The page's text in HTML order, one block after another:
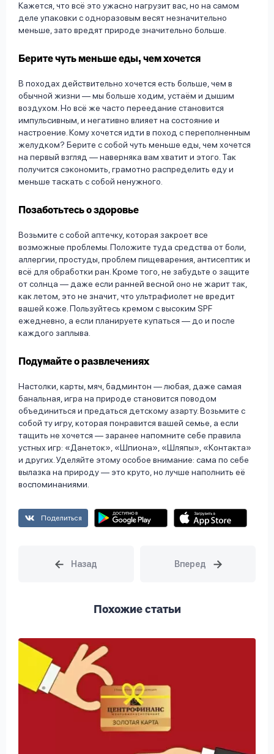
Кажется, что всё это ужасно нагрузит вас, но на самом
деле упаковки с одноразовым весят незначительно
меньше, зато вредят природе значительно больше.
Берите чуть меньше еды, чем хочется
В походах действительно хочется есть больше, чем в
обычной жизни — мы больше ходим, устаём и дышим
воздухом. Но всё же часто переедание становится
импульсивным, и негативно влияет на состояние и
настроение. Кому хочется идти в поход с переполненным
желудком? Берите с собой чуть меньше еды, чем хочется
на первый взгляд — наверняка вам хватит и этого. Так
получится сэкономить, грамотно распределить еду и
меньше таскать с собой ненужного.
Позаботьтесь о здоровье
Возьмите с собой аптечку, которая закроет все
возможные проблемы. Положите туда средства от боли,
аллергии, простуды, проблем пищеварения, антисептик и
всё для обработки ран. Кроме того, не забудьте о защите
от солнца — даже если ранней весной оно не жарит так,
как летом, это не значит, что ультрафиолет не вредит
вашей коже. Пользуйтесь кремом с высоким SPF
ежедневно, а если планируете купаться — до и после
каждого заплыва.
Подумайте о развлечениях
Настолки, карты, мяч, бадминтон — любая, даже самая
банальная, игра на природе становится поводом
объединиться и предаться детскому азарту. Возьмите с
собой ту игру, которая понравится вашей семье, а если
тащить не хочется — заранее напомните себе правила
устных игр: «Данеток», «Шпиона», «Шляпы», «Контакта»
и других. Уделяйте этому особое внимание: сама по себе
вылазка на природу — это круто, но лучше наполнить её
воспоминаниями.
Поделиться
Похожие статьи